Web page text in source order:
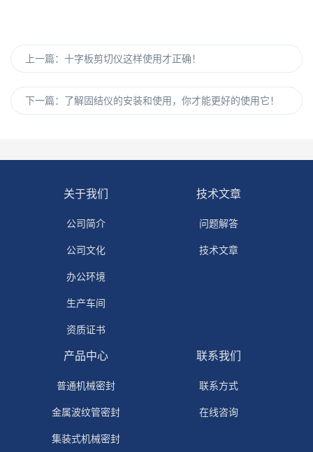
上一篇： 十字板剪切仪这样使用才正确！
下一篇： 了解固结仪的安装和使用，你才能更好的使用它！
关于我们
公司简介
公司文化
办公环境
生产车间
资质证书
技术文章
问题解答
技术文章
产品中心
普通机械密封
金属波纹管密封
集装式机械密封
联系我们
联系方式
在线咨询